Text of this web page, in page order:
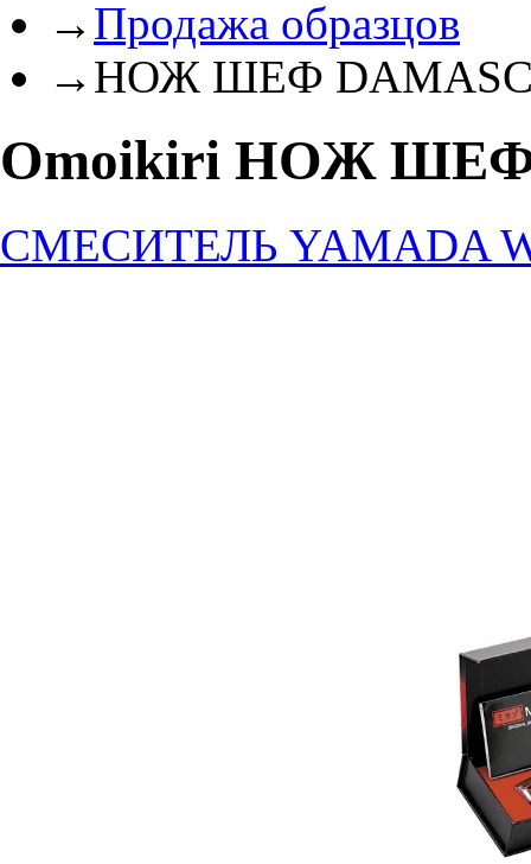
→ Продажа образцов
→ НОЖ ШЕФ
Omoikiri НОЖ ШЕФ
СМЕСИТЕЛЬ YAMADA